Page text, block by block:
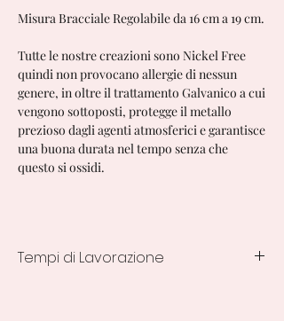
Misura Bracciale Regolabile da 16 cm a 19 cm.
Tutte le nostre creazioni sono Nickel Free
quindi non provocano allergie di nessun
genere, in oltre il trattamento Galvanico a cui
vengono sottoposti, protegge il metallo
prezioso dagli agenti atmosferici e garantisce
una buona durata nel tempo senza che
questo si ossidi.
Tempi di Lavorazione